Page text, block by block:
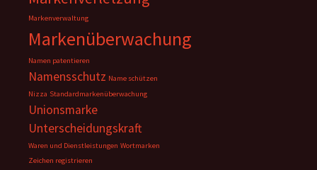
Markenverwaltung
Markenüberwachung
Namen patentieren
Namensschutz Name schützen
Nizza Standardmarkenüberwachung
Unionsmarke
Unterscheidungskraft
Waren und Dienstleistungen Wortmarken
Zeichen registrieren